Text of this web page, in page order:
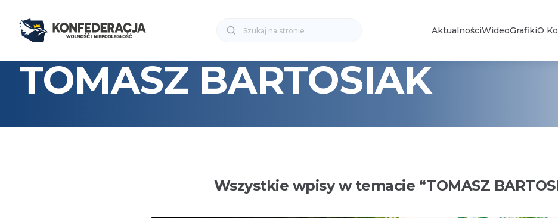
for:
AktualnościWideoGrafikiO
TOMASZ BARTOSIAK
Wszystkie wpisy w temacie “TOMASZ